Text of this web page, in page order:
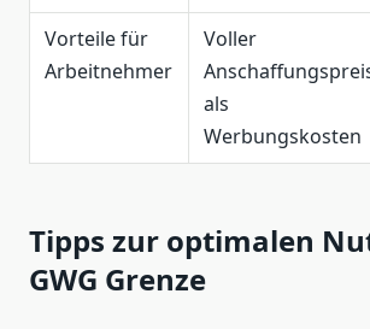
Vorteile für
Arbeitnehmer
Voller
als
Werbungskosten
Tipps zur optimalen
GWG Grenze